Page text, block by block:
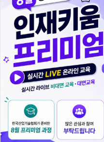
교육과정
교
과정명 제조실행